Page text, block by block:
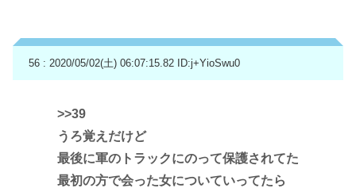
56 : 2020/05/02(土) 06:07:15.82 ID:j+YioSwu0
>>39
うろ覚えだけど
最後に軍のトラックにのって保護されてた
最初の方で会った女についていってたら